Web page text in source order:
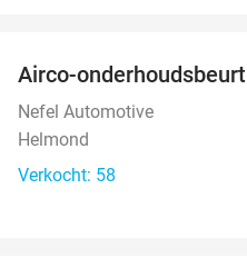
Airco-onderhoudsbeurt
Nefel Automotive
Helmond
Verkocht: 58